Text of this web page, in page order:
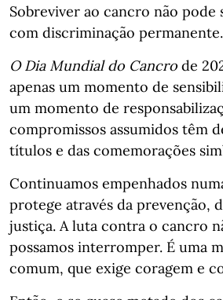
Sobreviver ao cancro não
com discriminação permanente.
O Dia Mundial do Cancro de
apenas um momento de
um momento de
compromissos assumidos têm
títulos e das comemorações
Continuamos empenhados
protege através da prevenção,
justiça. A luta contra o cancro
possamos interromper. É uma
comum, que exige coragem e